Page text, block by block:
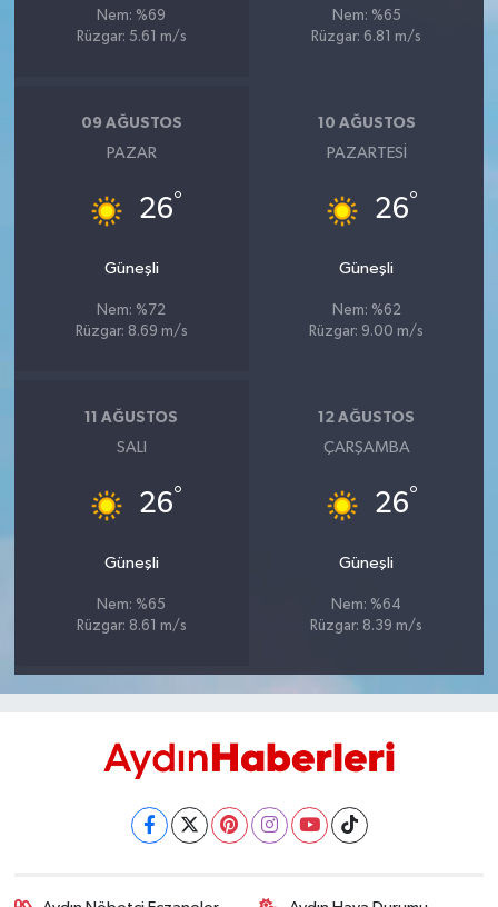
Nem: %69
Rüzgar: 5.61 m/s
Nem: %65
Rüzgar: 6.81 m/s
09 AĞUSTOS
PAZAR
26°
Güneşli
Nem: %72
Rüzgar: 8.69 m/s
10 AĞUSTOS
PAZARTESI
26°
Güneşli
Nem: %62
Rüzgar: 9.00 m/s
11 AĞUSTOS
SALI
26°
Güneşli
Nem: %65
Rüzgar: 8.61 m/s
12 AĞUSTOS
ÇARŞAMBA
26°
Güneşli
Nem: %64
Rüzgar: 8.39 m/s